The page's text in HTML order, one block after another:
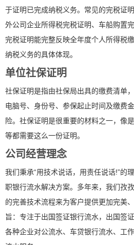
于证明已完成纳税义务。常见的完税证
外公司企业所得税完税证明、车船购置
完税证明能完整反映全年度个人所得税
纳税义务的具体体现。
单位社保证明
社保证明是指由社保局出具的缴费清单
电脑号、身份号、参保起止时间及缴费
险。社保证明是很重要的材料之一，像
等都需要这么一份证明。
公司经营理念
我们秉承“用技术说话，用责任说话!”的
职银行流水解决方案。多年来，我们孜
的完善技术流程来为客户提供更加完美
旨：专注于出国签证银行流水，出国签
各种企业对公流水、车贷银行流水、工